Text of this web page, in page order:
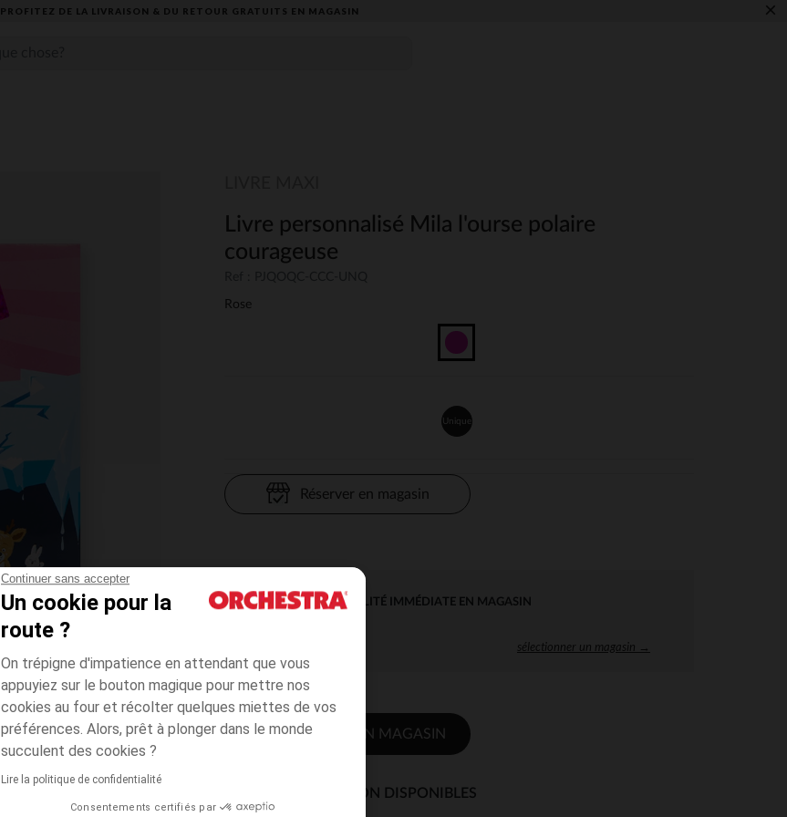
Continuer sans accepter
Un cookie pour la
route ?
On trépigne d'impatience en attendant que vous
appuyiez sur le bouton magique pour mettre nos
cookies au four et récolter quelques miettes de vos
préférences. Alors, prêt à plonger dans le monde
succulent des cookies ?
Lire la politique de confidentialité
Consentements certifiés par
PROFITEZ DE LA LIVRAISON & DU RETOUR GRATUITS EN MAGASIN​ ×
Livre personnalisé Mila l'ourse polaire
courageuse
Rose
Unique
Réserver en magasin
DISPONIBILITÉ IMMÉDIATE EN MAGASIN
sélectionner un magasin →
CONTACTER MON MAGASIN
MODES DE LIVRAISON DISPONIBLES